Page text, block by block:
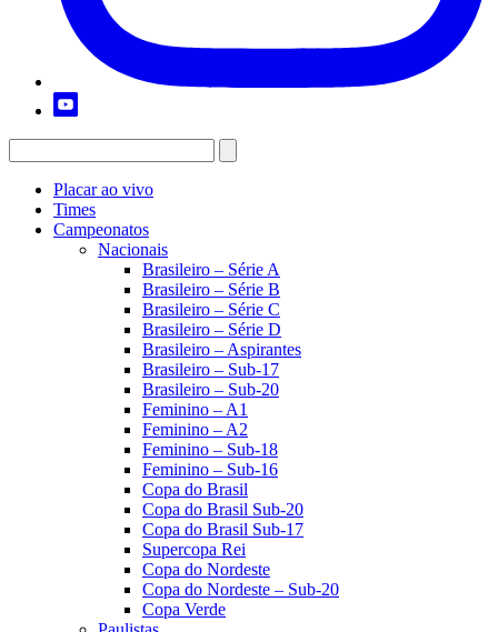
Placar ao vivo
Times
Campeonatos
Nacionais
Brasileiro – Série A
Brasileiro – Série B
Brasileiro – Série C
Brasileiro – Série D
Brasileiro – Aspirantes
Brasileiro – Sub-17
Brasileiro – Sub-20
Feminino – A1
Feminino – A2
Feminino – Sub-18
Feminino – Sub-16
Copa do Brasil
Copa do Brasil Sub-20
Copa do Brasil Sub-17
Supercopa Rei
Copa do Nordeste
Copa do Nordeste – Sub-20
Copa Verde